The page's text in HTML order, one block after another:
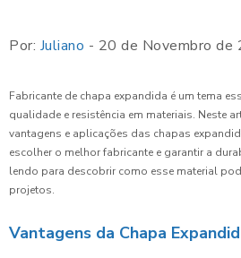
Por: Juliano - 20 de Novembro de
Fabricante de chapa expandida é um tema
qualidade e resistência em materiais. Neste
vantagens e aplicações das chapas
escolher o melhor fabricante e garantir a
lendo para descobrir como esse material
projetos.
Vantagens da Chapa